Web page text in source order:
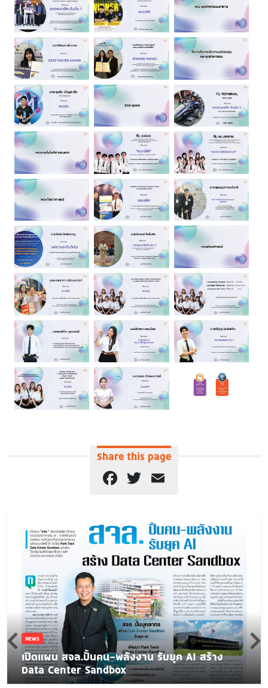
Share this page
Facebook
Twitter
NEWS
เปิดแผน สจล.ปั้นคน-พลังงาน รับยุค AI สร้าง
Data Center Sandbox